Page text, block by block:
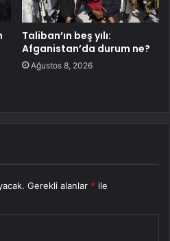
Taliban’ın beş yılı:
Afganistan’da durum ne?
Ağustos 8, 2026
Gerekli alanlar * ile